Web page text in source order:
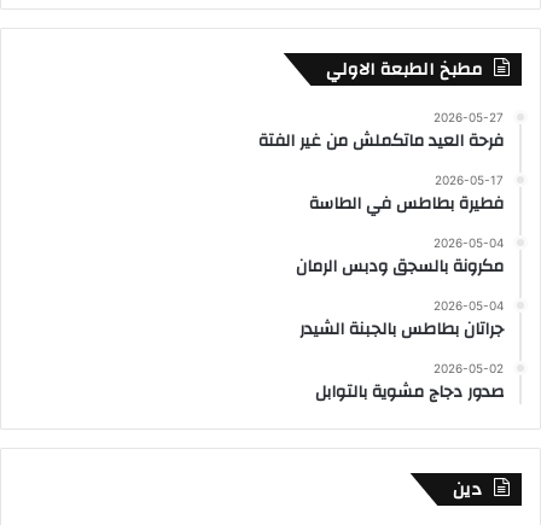
مطبخ الطبعة الاولي
2026-05-27
فرحة العيد ماتكملش من غير الفتة
2026-05-17
فطيرة بطاطس في الطاسة
2026-05-04
مكرونة بالسجق ودبس الرمان
2026-05-04
جراتان بطاطس بالجبنة الشيدر
2026-05-02
صدور دجاج مشوية بالتوابل
دين